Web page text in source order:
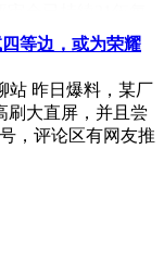
会已持续21年每
键"，这种理念在
得尤为突出。数
万元，较上年减少
牌贡献57.3%的销
量同比下滑
，但10.2万辆的体
等边，或为荣耀
站 昨日爆料，某厂
刷大直屏，并且尝
，评论区有网友推